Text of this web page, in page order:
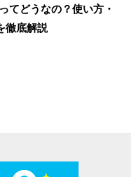
てどうなの？使い方・
徹底解説